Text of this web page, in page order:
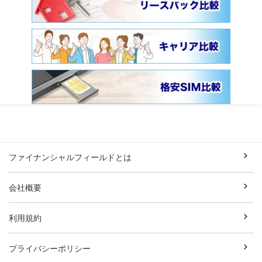
ファイナンシャルフィールドとは
会社概要
利用規約
プライバシーポリシー